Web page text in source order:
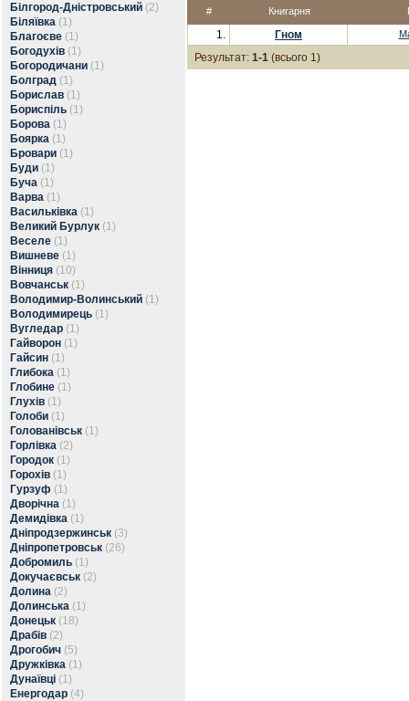
Білгород-Дністровський (2)
Біляївка (1)
Благоєве (1)
Богодухів (1)
Богородичани (1)
Болград (1)
Борислав (1)
Бориспіль (1)
Борова (1)
Боярка (1)
Бровари (1)
Буди (1)
Буча (1)
Варва (1)
Васильківка (1)
Великий Бурлук (1)
Веселе (1)
Вишневе (1)
Вінниця (10)
Вовчанськ (1)
Володимир-Волинський (1)
Володимирець (1)
Вугледар (1)
Гайворон (1)
Гайсин (1)
Глибока (1)
Глобине (1)
Глухів (1)
Голоби (1)
Голованівськ (1)
Горлівка (2)
Городок (1)
Горохів (1)
Гурзуф (1)
Дворічна (1)
Демидівка (1)
Дніпродзержинськ (3)
Дніпропетровськ (26)
Добромиль (1)
Докучаєвськ (2)
Долина (2)
Долинська (1)
Донецьк (18)
Драбів (2)
Дрогобич (5)
Дружківка (1)
Дунаївці (1)
Енергодар (4)
# Книгарня
1. Гном
Результат: 1-1 (всього 1)